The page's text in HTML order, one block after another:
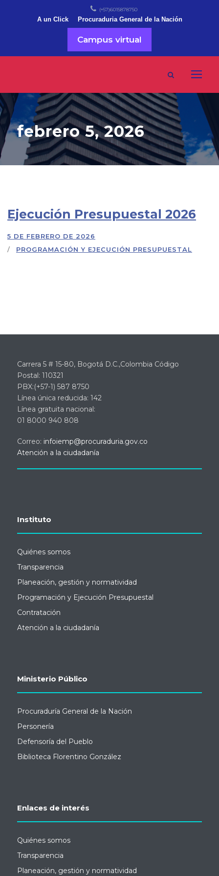
(+57)6015878750
A un Click Procuraduria General de la Nación
Campus virtual
febrero 5, 2026
Ejecución Presupuestal 2026
5 DE FEBRERO DE 2026
PROGRAMACIÓN Y EJECUCIÓN PRESUPUESTAL
Carrera 5 # 15-80, Bogotá D.C.,Colombia Código
Postal: 110321
PBX:(+57-1) 587 8750
Línea única reducida: 142
Línea gratuita nacional:
01 8000 940 808
Correo: infoiemp@procuraduria.gov.co
Atención a la ciudadanía
Instituto
Quiénes somos
Transparencia
Planeación, gestión y normatividad
Programación y Ejecución Presupuestal
Contratación
Atención a la ciudadanía
Ministerio Público
Procuraduría General de la Nación
Personería
Defensoría del Pueblo
Biblioteca Florentino González
Enlaces de interés
Quiénes somos
Transparencia
Planeación, gestión y normatividad